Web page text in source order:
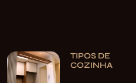
TIPOS DE
COZINHA